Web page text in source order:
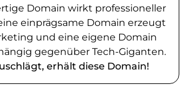
Domain wirkt professioneller
einprägsame Domain erzeugt
und eine eigene Domain
gegenüber Tech-Giganten.
erhält diese Domain!